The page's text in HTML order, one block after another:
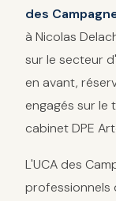
des
à Nicolas
sur le secteur
en avant,
engagés sur le
cabinet DPE
L'UCA des
professionnels